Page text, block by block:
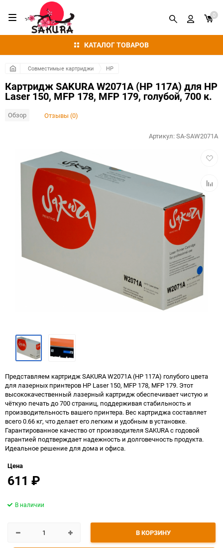
КАТАЛОГ ТОВАРОВ
0
Совместимые картриджи HP
Картридж SAKURA W2071A (HP 117A) для HP
Laser 150, MFP 178, MFP 179, голубой, 700 к.
Обзор Отзывы (0)
Артикул:SA-SAW2071A
Представляем картридж SAKURA W2071A (HP 117A) голубого цвета
для лазерных принтеров HP Laser 150, MFP 178, MFP 179. Этот
высококачественный лазерный картридж обеспечивает чистую и
чёткую печать до 700 страниц, поддерживая стабильность и
производительность вашего принтера. Вес картриджа составляет
всего 0.66 кг, что делает его легким и удобным в установке.
Гарантированное качество от производителя SAKURA с годовой
гарантией подтверждает надежность и долговечность продукта.
Идеальное решение для дома и офиса.
Цена
611 ₽
В КОРЗИНУ
В наличии